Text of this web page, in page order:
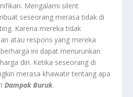
Mengalami silent
seseorang merasa tidak di
Karena mereka tidak
atau respons yang mereka
ini dapat menurunkan
diri. Ketika seseorang di
merasa khawatir tentang apa
Dampak Buruk.